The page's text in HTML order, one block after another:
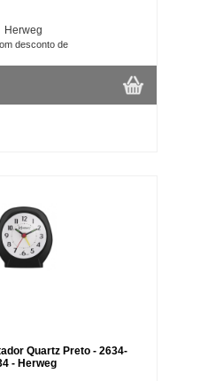
Herweg
desconto de
Quartz Preto - 2634-
- Herweg